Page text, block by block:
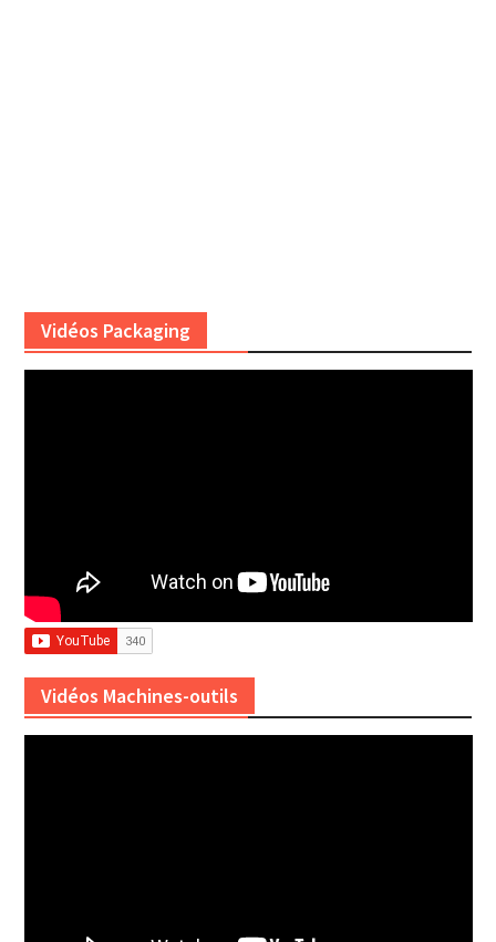
Vidéos Packaging
Vidéos Machines-outils